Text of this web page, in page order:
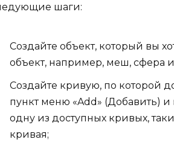
шаги:
Создайте объект, который вы
объект, например, меш, сфера
Создайте кривую, по которой
пункт меню «Add» (Добавить)
одну из доступных кривых,
кривая;